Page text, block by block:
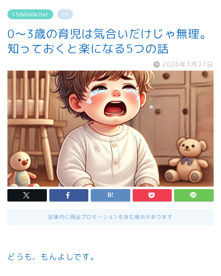
life&love&chat PR
0〜3歳の育児は気合いだけじゃ無理。
知っておくと楽になる5つの話
2026年3月27日
記事内に商品プロモーションを含む場合があります
どうも、もんよしです。